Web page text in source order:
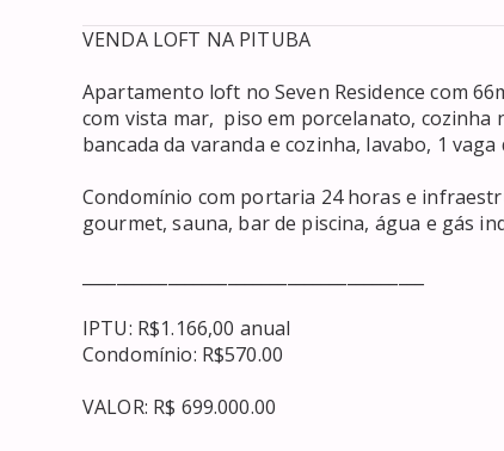
VENDA LOFT NA PITUBA
Apartamento loft no Seven Residence com
com vista mar,  piso em porcelanato,
bancada da varanda e cozinha, lavabo, 1
Condomínio com portaria 24 horas e
gourmet, sauna, bar de piscina, água e gás
IPTU: R$1.166,00 anual
Condomínio: R$570.00
VALOR: R$ 699.000.00